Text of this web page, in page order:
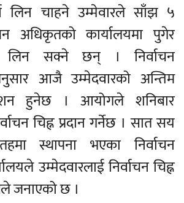
लिन चाहने उम्मेवारले साँझ ५
अधिकृतको कार्यालयमा पुगेर
लिन सक्ने छन् । निर्वाचन
आजै उम्मेदवारको अन्तिम
हुनेछ । आयोगले शनिबार
चिह्न प्रदान गर्नेछ । सात सय
स्थापना भएका निर्वाचन
उम्मेदवारलाई निर्वाचन चिह्न
जनाएको छ ।